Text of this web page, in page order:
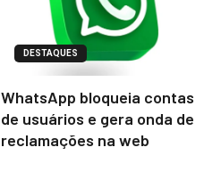
DESTAQUES
WhatsApp bloqueia contas
de usuários e gera onda de
reclamações na web